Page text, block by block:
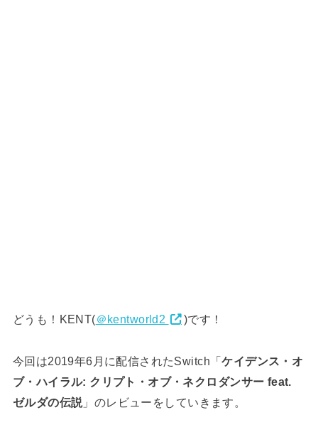
どうも！KENT(＠kentworld2 )です！
今回は2019年6月に配信されたSwitch「ケイデンス・オ
ブ・ハイラル: クリプト・オブ・ネクロダンサー feat.
ゼルダの伝説」のレビューをしていきます。